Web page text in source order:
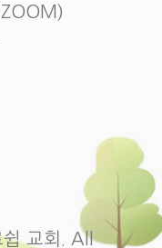
교회. All